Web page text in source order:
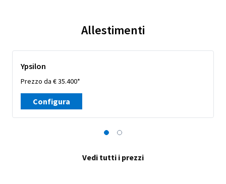
Allestimenti
Ypsilon
Prezzo da € 35.400*
Configura
Vedi tutti i prezzi